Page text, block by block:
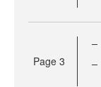
Page 3